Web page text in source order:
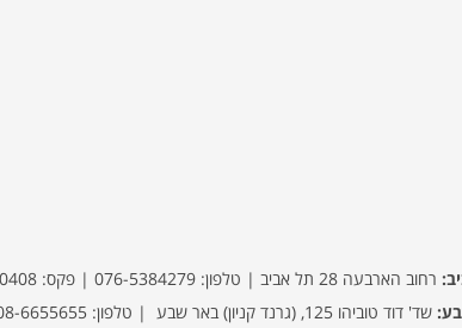
רחוב הארבעה 28 תל אביב | טלפון: 076-5384279 | פקס: 076-5100408
שד' דוד טוביהו 125, (גרנד קניון) באר שבע | טלפון: 08-6655655 | פקס: 08-6655677